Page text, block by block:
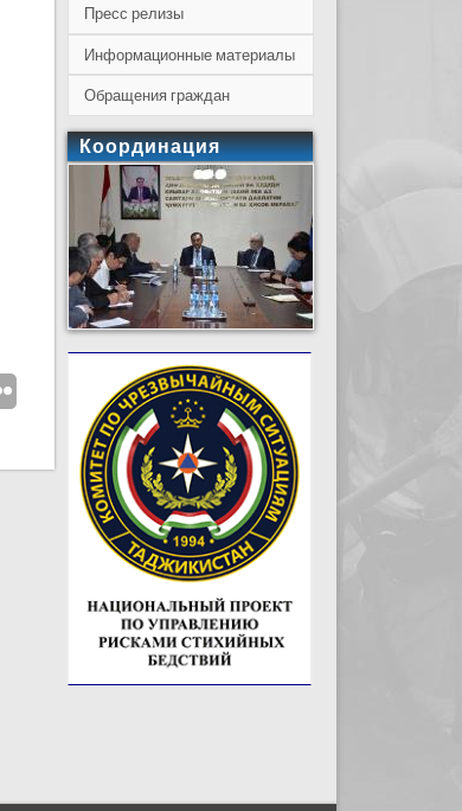
Пресс релизы
Информационные материалы
Обращения граждан
Координация